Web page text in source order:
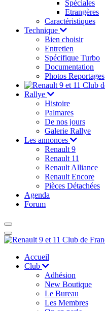
Spéciales
Etrangères
Caractéristiques
Technique
Bien choisir
Entretien
Spécifique Turbo
Documentation
Photos Reportages
Rallye
Histoire
Palmares
De nos jours
Galerie Rallye
Les annonces
Renault 9
Renault 11
Renault Alliance
Renault Encore
Pièces Détachées
Agenda
Forum
Accueil
Club
Adhésion
New Boutique
Le Bureau
Les Membres